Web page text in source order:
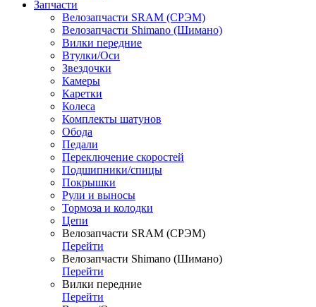
Запчасти
Велозапчасти SRAM (СРЭМ)
Велозапчасти Shimano (Шимано)
Вилки передние
Втулки/Оси
Звездочки
Камеры
Каретки
Колеса
Комплекты шатунов
Обода
Педали
Переключение скоростей
Подшипники/спицы
Покрышки
Рули и выносы
Тормоза и колодки
Цепи
Велозапчасти SRAM (СРЭМ)
Перейти
Велозапчасти Shimano (Шимано)
Перейти
Вилки передние
Перейти